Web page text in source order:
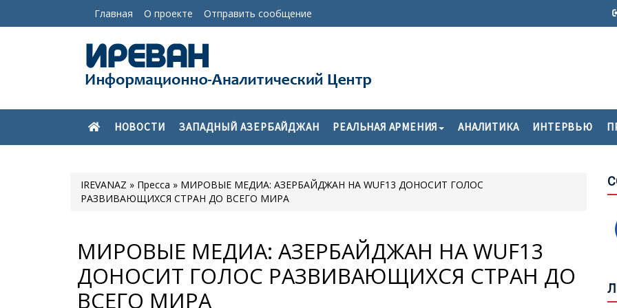
Главная О проекте Отправить сообщение
НОВОСТИ ЗАПАДНЫЙ АЗЕРБАЙДЖАН РЕАЛЬНАЯ АРМЕНИЯ АНАЛИТИКА ИНТЕРВЬЮ
IREVANAZ » Пресса » МИРОВЫЕ МЕДИА: АЗЕРБАЙДЖАН НА WUF13 ДОНОСИТ ГОЛОС
РАЗВИВАЮЩИХСЯ СТРАН ДО ВСЕГО МИРА
МИРОВЫЕ МЕДИА: АЗЕРБАЙДЖАН НА WUF13
ДОНОСИТ ГОЛОС РАЗВИВАЮЩИХСЯ СТРАН ДО
ВСЕГО МИРА